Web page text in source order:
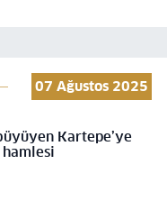
07 Ağustos 2025
Kartepe’ye